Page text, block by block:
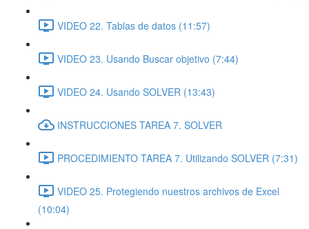
VIDEO 22. Tablas de datos (11:57)
VIDEO 23. Usando Buscar objetivo (7:44)
VIDEO 24. Usando SOLVER (13:43)
INSTRUCCIONES TAREA 7. SOLVER
PROCEDIMIENTO TAREA 7. Utilizando SOLVER (7:31)
VIDEO 25. Protegiendo nuestros archivos de Excel
(10:04)